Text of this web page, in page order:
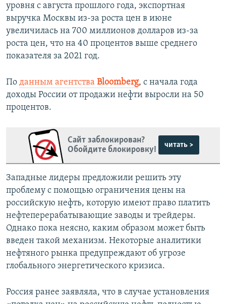
уровня с августа прошлого года, экспортная
выручка Москвы из-за роста цен в июне
увеличилась на 700 миллионов долларов из-за
роста цен, что на 40 процентов выше среднего
показателя за 2021 год.
По данным агентства Bloomberg, с начала года
доходы России от продажи нефти выросли на 50
процентов.
Сайт заблокирован?
Обойдите блокировку!
читать >
Западные лидеры предложили решить эту
проблему с помощью ограничения цены на
российскую нефть, которую имеют право платить
нефтеперерабатывающие заводы и трейдеры.
Однако пока неясно, каким образом может быть
введен такой механизм. Некоторые аналитики
нефтяного рынка предупреждают об угрозе
глобального энергетического кризиса.
Россия ранее заявляла, что в случае установления